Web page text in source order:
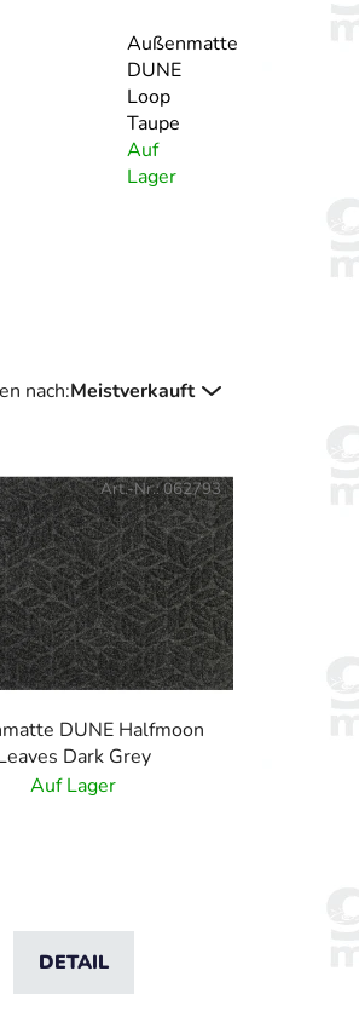
Außenmatte
DUNE
Loop
Taupe
Auf
Lager
nach:Meistverkauft
DUNE Halfmoon
Dark Grey
Auf Lager
DETAIL
Art.-Nr.:062793